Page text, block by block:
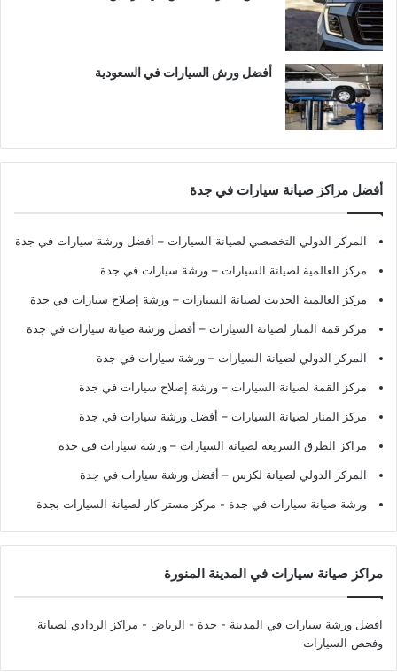
أفضل ورش السيارات في السعودية
أفضل مراكز صيانة سيارات في جدة
المركز الدولي التخصصي لصيانة السيارات – أفضل ورشة سيارات في جدة
مركز العالمية لصيانة السيارات – ورشة سيارات في جدة
مركز العالمية الحديث لصيانة السيارات – ورشة إصلاح سيارات في جدة
مركز قمة المنار لصيانة السيارات – أفضل ورشة صيانة سيارات في جدة
المركز الدولي لصيانة السيارات – ورشة سيارات في جدة
مركز القمة لصيانة السيارات – ورشة إصلاح سيارات في جدة
مركز المنار لصيانة السيارات – أفضل ورشة سيارات في جدة
مراكز الطرق السريعة لصيانة السيارات – ورشة سيارات في جدة
المركز الدولي لصيانة لكزس – أفضل ورشة سيارات في جدة
ورشة صيانة سيارات في جدة - مركز مستر كار لصيانة السيارات بجدة
مراكز صيانة سيارات في المدينة المنورة
افضل ورشة سيارات في المدينة - جدة - الرياض - مراكز الردادي لصيانة
وفحص السيارات